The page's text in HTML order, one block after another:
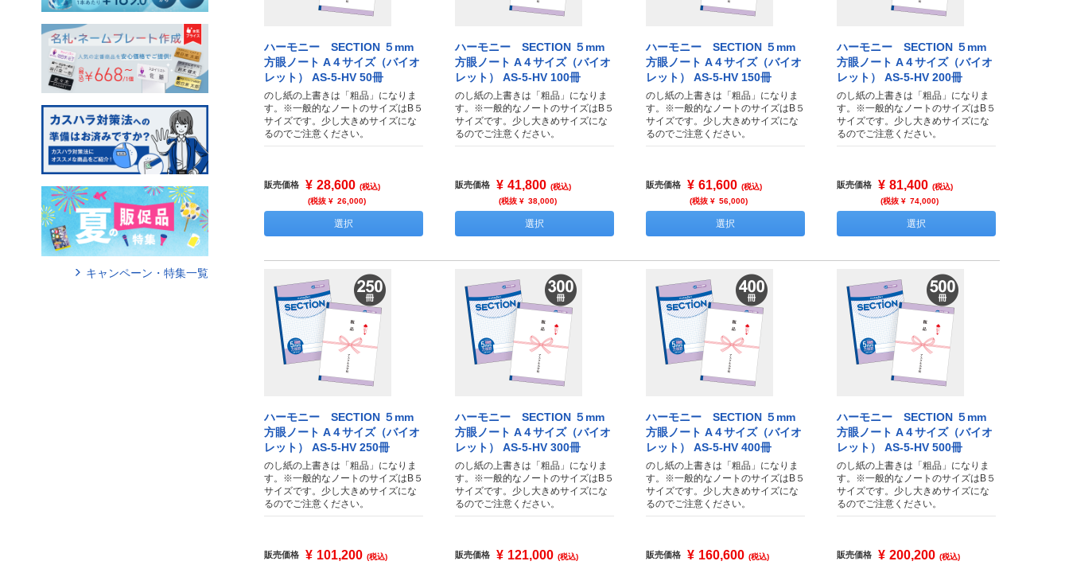
ハーモニー SECTION ５mm
方眼ノート A４サイズ（バイオ
レット） AS-5-HV 50冊
のし紙の上書きは「粗品」になりま
す。※一般的なノートのサイズはB５
サイズです。少し大きめサイズにな
るのでご注意ください。
販売価格 ¥ 28,600 (税込)
(税抜 ¥ 26,000)
選択
ハーモニー SECTION ５mm
方眼ノート A４サイズ（バイオ
レット） AS-5-HV 100冊
のし紙の上書きは「粗品」になりま
す。※一般的なノートのサイズはB５
サイズです。少し大きめサイズにな
るのでご注意ください。
販売価格 ¥ 41,800 (税込)
(税抜 ¥ 38,000)
選択
ハーモニー SECTION ５mm
方眼ノート A４サイズ（バイオ
レット） AS-5-HV 150冊
のし紙の上書きは「粗品」になりま
す。※一般的なノートのサイズはB５
サイズです。少し大きめサイズにな
るのでご注意ください。
販売価格 ¥ 61,600 (税込)
(税抜 ¥ 56,000)
選択
ハーモニー SECTION ５mm
方眼ノート A４サイズ（バイオ
レット） AS-5-HV 200冊
のし紙の上書きは「粗品」になりま
す。※一般的なノートのサイズはB５
サイズです。少し大きめサイズにな
るのでご注意ください。
販売価格 ¥ 81,400 (税込)
(税抜 ¥ 74,000)
選択
ハーモニー SECTION ５mm
方眼ノート A４サイズ（バイオ
レット） AS-5-HV 250冊
のし紙の上書きは「粗品」になりま
す。※一般的なノートのサイズはB５
サイズです。少し大きめサイズにな
るのでご注意ください。
販売価格 ¥ 101,200 (税込)
ハーモニー SECTION ５mm
方眼ノート A４サイズ（バイオ
レット） AS-5-HV 300冊
のし紙の上書きは「粗品」になりま
す。※一般的なノートのサイズはB５
サイズです。少し大きめサイズにな
るのでご注意ください。
販売価格 ¥ 121,000 (税込)
ハーモニー SECTION ５mm
方眼ノート A４サイズ（バイオ
レット） AS-5-HV 400冊
のし紙の上書きは「粗品」になりま
す。※一般的なノートのサイズはB５
サイズです。少し大きめサイズにな
るのでご注意ください。
販売価格 ¥ 160,600 (税込)
ハーモニー SECTION ５mm
方眼ノート A４サイズ（バイオ
レット） AS-5-HV 500冊
のし紙の上書きは「粗品」になりま
す。※一般的なノートのサイズはB５
サイズです。少し大きめサイズにな
るのでご注意ください。
販売価格 ¥ 200,200 (税込)
キャンペーン・特集一覧